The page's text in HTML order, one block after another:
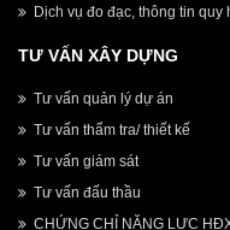
Dịch vụ đo đạc, thông tin
TƯ VẤN XÂY DỰNG
Tư vấn quản lý dự án
Tư vấn thẩm tra/ thiết kế
Tư vấn giám sát
Tư vấn đấu thầu
CHỨNG CHỈ NĂNG LỰC